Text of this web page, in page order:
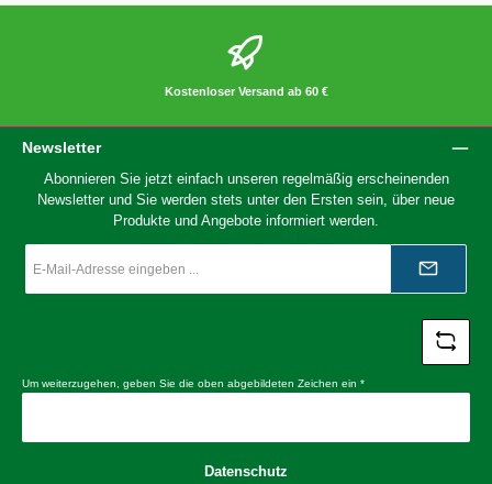
Kostenloser Versand ab 60 €
Newsletter
Abonnieren Sie jetzt einfach unseren regelmäßig erscheinenden
Newsletter und Sie werden stets unter den Ersten sein, über neue
Produkte und Angebote informiert werden.
Mail-
*
Um weiterzugehen, geben Sie die oben abgebildeten Zeichen ein *
Datenschutz